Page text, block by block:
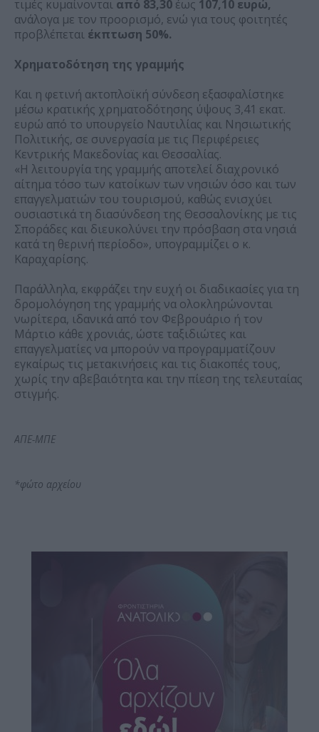
τιμές κυμαίνονται από 83,30 έως 107,10 ευρώ,
ανάλογα με τον προορισμό, ενώ για τους φοιτητές
προβλέπεται έκπτωση 50%.
Χρηματοδότηση της γραμμής
Και η φετινή ακτοπλοϊκή σύνδεση εξασφαλίστηκε
μέσω κρατικής χρηματοδότησης ύψους 3,41 εκατ.
ευρώ από το υπουργείο Ναυτιλίας και Νησιωτικής
Πολιτικής, σε συνεργασία με τις Περιφέρειες
Κεντρικής Μακεδονίας και Θεσσαλίας.
«Η λειτουργία της γραμμής αποτελεί διαχρονικό
αίτημα τόσο των κατοίκων των νησιών όσο και των
επαγγελματιών του τουρισμού, καθώς ενισχύει
ουσιαστικά τη διασύνδεση της Θεσσαλονίκης με τις
Σποράδες και διευκολύνει την πρόσβαση στα νησιά
κατά τη θερινή περίοδο», υπογραμμίζει ο κ.
Καραχαρίσης.
Παράλληλα, εκφράζει την ευχή οι διαδικασίες για τη
δρομολόγηση της γραμμής να ολοκληρώνονται
νωρίτερα, ιδανικά από τον Φεβρουάριο ή τον
Μάρτιο κάθε χρονιάς, ώστε ταξιδιώτες και
επαγγελματίες να μπορούν να προγραμματίζουν
εγκαίρως τις μετακινήσεις και τις διακοπές τους,
χωρίς την αβεβαιότητα και την πίεση της τελευταίας
στιγμής.
ΑΠΕ-ΜΠΕ
*φώτο αρχείου